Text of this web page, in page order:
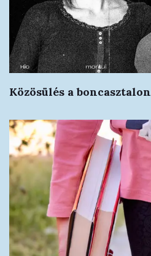
Közösülés a boncasztalon